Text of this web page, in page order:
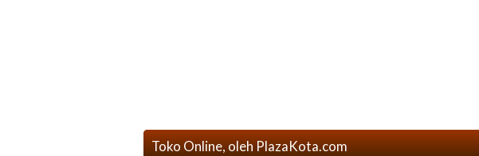
Toko Online, oleh PlazaKota.com